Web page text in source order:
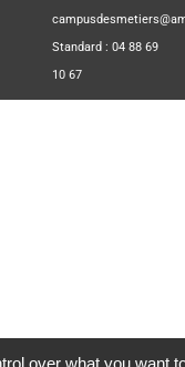
Standard : 04 88 69
10 67
over what you want